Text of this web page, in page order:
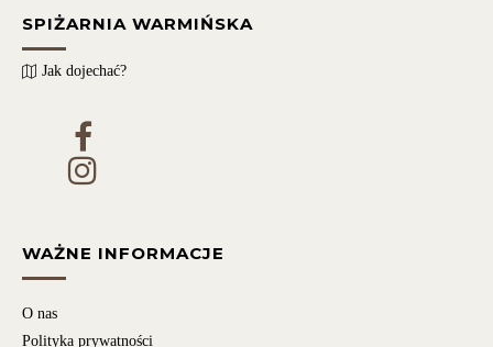
SPIŻARNIA WARMIŃSKA
Jak dojechać?
WAŻNE INFORMACJE
O nas
Polityka prywatności